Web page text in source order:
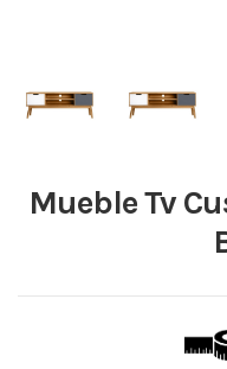
Mueble Tv